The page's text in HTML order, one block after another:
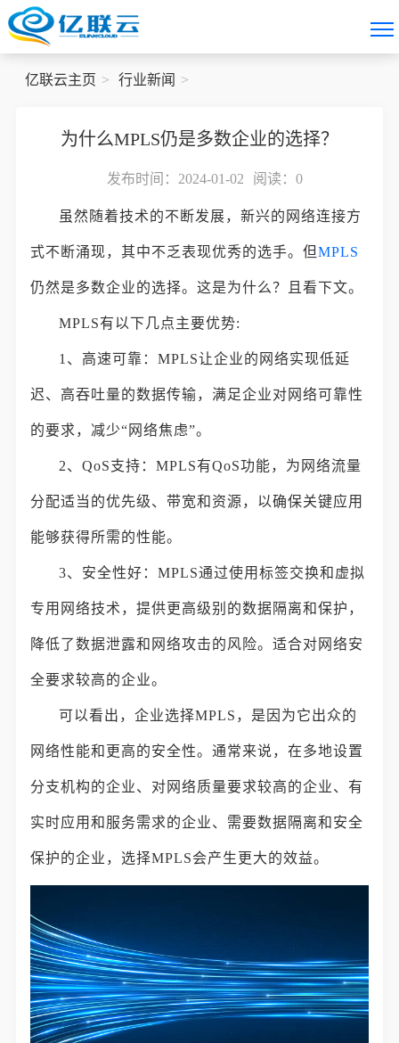
亿联云主页 行业新闻
为什么MPLS仍是多数企业的选择？
发布时间：2024-01-02 阅读： 0
虽然随着技术的不断发展，新兴的网络连接方
式不断涌现，其中不乏表现优秀的选手。但MPLS
仍然是多数企业的选择。这是为什么？且看下文。
MPLS有以下几点主要优势:
1、高速可靠：MPLS让企业的网络实现低延
迟、高吞吐量的数据传输，满足企业对网络可靠性
的要求，减少“网络焦虑”。
2、QoS支持：MPLS有QoS功能，为网络流量
分配适当的优先级、带宽和资源，以确保关键应用
能够获得所需的性能。
3、安全性好：MPLS通过使用标签交换和虚拟
专用网络技术，提供更高级别的数据隔离和保护，
降低了数据泄露和网络攻击的风险。适合对网络安
全要求较高的企业。
可以看出，企业选择MPLS，是因为它出众的
网络性能和更高的安全性。通常来说，在多地设置
分支机构的企业、对网络质量要求较高的企业、有
实时应用和服务需求的企业、需要数据隔离和安全
保护的企业，选择MPLS会产生更大的效益。